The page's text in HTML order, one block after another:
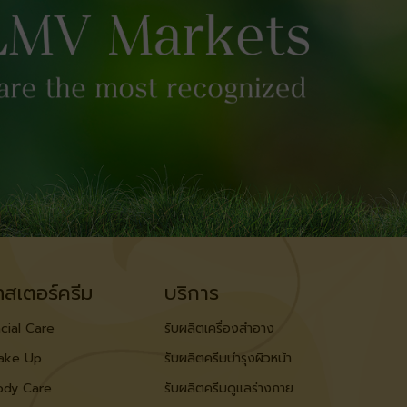
สเตอร์ครีม
Care
Up
Care
บริการ
รับผลิตเครื่องสำอาง
รับผลิตครีมบำรุงผิวหน้า
รับผลิตครีมดูแลร่างกาย